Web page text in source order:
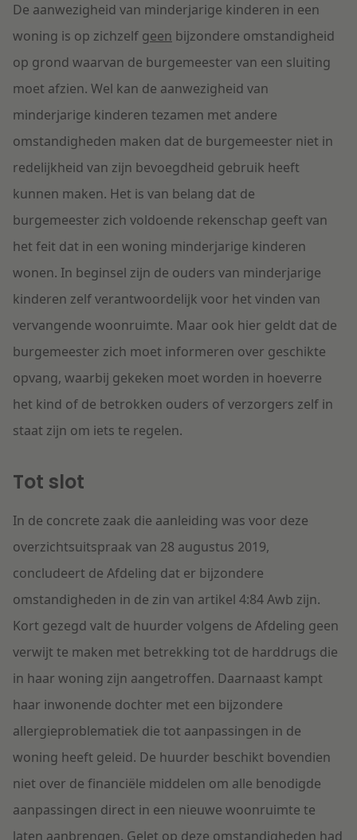
De aanwezigheid van minderjarige kinderen in een
woning is op zichzelf geen bijzondere omstandigheid
op grond waarvan de burgemeester van een sluiting
moet afzien. Wel kan de aanwezigheid van
minderjarige kinderen tezamen met andere
omstandigheden maken dat de burgemeester niet in
redelijkheid van zijn bevoegdheid gebruik heeft
kunnen maken. Het is van belang dat de
burgemeester zich voldoende rekenschap geeft van
het feit dat in een woning minderjarige kinderen
wonen. In beginsel zijn de ouders van minderjarige
kinderen zelf verantwoordelijk voor het vinden van
vervangende woonruimte. Maar ook hier geldt dat de
burgemeester zich moet informeren over geschikte
opvang, waarbij gekeken moet worden in hoeverre
het kind of de betrokken ouders of verzorgers zelf in
staat zijn om iets te regelen.
Tot slot
In de concrete zaak die aanleiding was voor deze
overzichtsuitspraak van 28 augustus 2019,
concludeert de Afdeling dat er bijzondere
omstandigheden in de zin van artikel 4:84 Awb zijn.
Kort gezegd valt de huurder volgens de Afdeling geen
verwijt te maken met betrekking tot de harddrugs die
in haar woning zijn aangetroffen. Daarnaast kampt
haar inwonende dochter met een bijzondere
allergieproblematiek die tot aanpassingen in de
woning heeft geleid. De huurder beschikt bovendien
niet over de financiële middelen om alle benodigde
aanpassingen direct in een nieuwe woonruimte te
laten aanbrengen. Gelet op deze omstandigheden had